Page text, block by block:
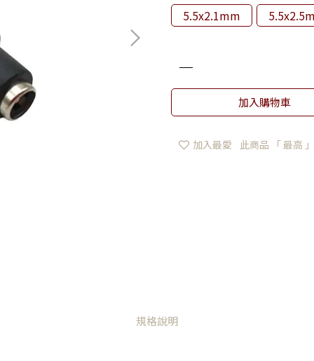
5.5x2.1mm
加入購物車
加入最愛 此商品 「 最高
規格說明